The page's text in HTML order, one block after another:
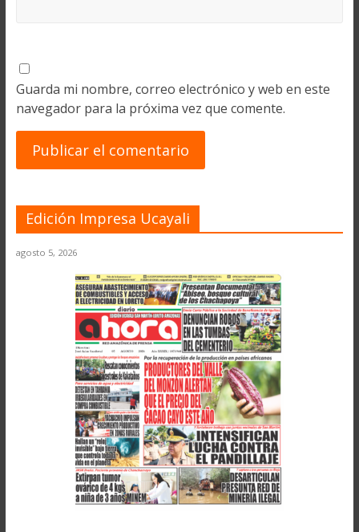
Guarda mi nombre, correo electrónico y web en este
navegador para la próxima vez que comente.
Edición Impresa Ucayali
agosto 5, 2026